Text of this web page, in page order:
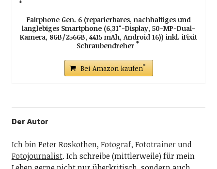
Fairphone Gen. 6 (reparierbares, nachhaltiges und
langlebiges Smartphone (6,31"-Display, 50-MP-Dual-
Kamera, 8GB/256GB, 4415 mAh, Android 16)) inkl. iFixit
Schraubendreher
Bei Amazon kaufen
Der Autor
Ich bin Peter Roskothen, Fotograf, Fototrainer und
Fotojournalist. Ich schreibe (mittlerweile) für mein